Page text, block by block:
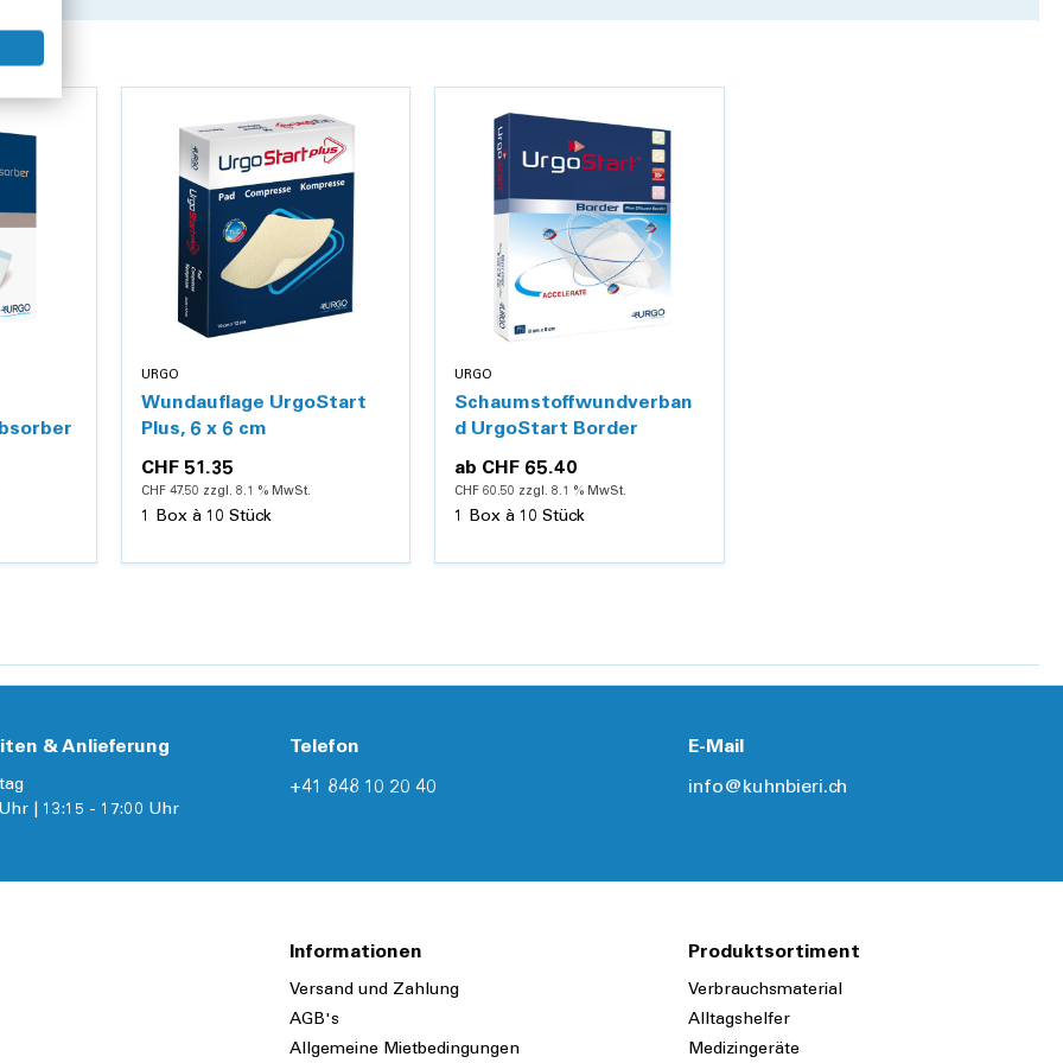
sowie venöser Ödeme und Lymphödeme, die eine mässig
einmaligen Gebrauch vorgesehen.
Ulzera oder bei bestehender oder vermuteter arterieller Erkrankung).
6.
coerulea dolens .
insbesondere Latexallergien. UrgoK2 Lite enthält
Sie bitte der Packungsbeilage.
URGO
Wundauflage UrgoStart
Plus, 6 x 6 cm
CHF 51.35
CHF 47.50 zzgl. 8.1 % MwSt.
1 Box à 10 Stück
URGO
Schaumstoffwundverban
d UrgoStart Border
ab CHF 65.40
CHF 60.50 zzgl. 8.1 % MwSt.
1 Box à 10 Stück
& Anlieferung
| 13:15 - 17:00 Uhr
Telefon
+41 848 10 20 40
E-Mail
info@kuhnbieri.ch
Informationen
Versand und Zahlung
AGB's
Allgemeine Mietbedingungen
Produktsortiment
Verbrauchsmaterial
Alltagshelfer
Medizingeräte